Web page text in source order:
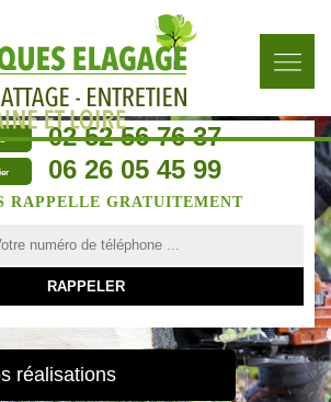
02 52 56 76 37
06 26 05 45 99
RAPPELLE GRATUITEMENT
réalisations